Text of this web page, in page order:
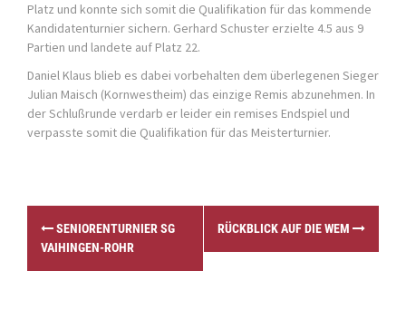
Platz und konnte sich somit die Qualifikation für das kommende
Kandidatenturnier sichern. Gerhard Schuster erzielte 4.5 aus 9
Partien und landete auf Platz 22.
Daniel Klaus blieb es dabei vorbehalten dem überlegenen Sieger
Julian Maisch (Kornwestheim) das einzige Remis abzunehmen. In
der Schlußrunde verdarb er leider ein remises Endspiel und
verpasste somit die Qualifikation für das Meisterturnier.
t
SENIORENTURNIER SG
VAIHINGEN-ROHR
RÜCKBLICK AUF DIE WEM